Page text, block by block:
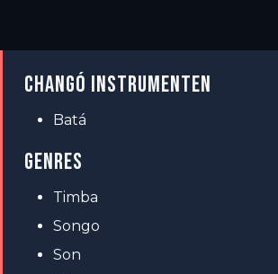
CHANGÓ INSTRUMENTEN
Batá
GENRES
Timba
Songo
Son